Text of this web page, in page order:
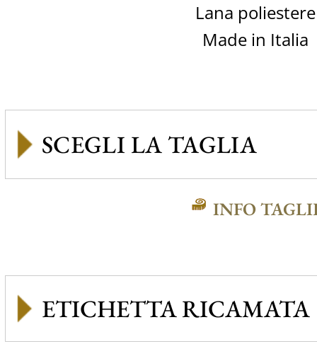
Lana poliestere
Made in Italia
INFO
ETICHETTA RICAMATA